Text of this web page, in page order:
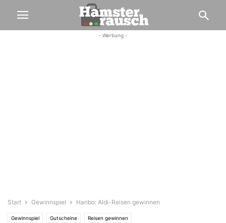
- Werbung -
Start Gewinnspiel Haribo: Aldi-Reisen gewinnen
Gewinnspiel Gutscheine Reisen gewinnen